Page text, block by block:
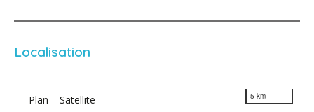
Localisation
Plan Satellite 5 km